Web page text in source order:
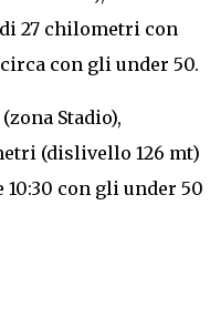
27 chilometri con
con gli under 50.
Stadio),
(dislivello 126 mt)
con gli under 50